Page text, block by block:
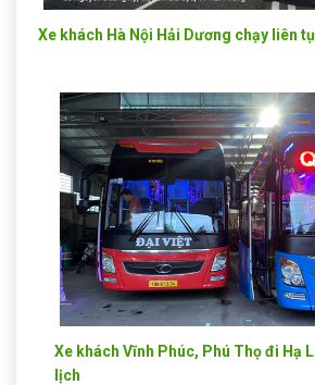
Xe khách Hà Nội Hải Dương chạy liên
Xe khách Vĩnh Phúc, Phú Thọ đi Hạ
lịch